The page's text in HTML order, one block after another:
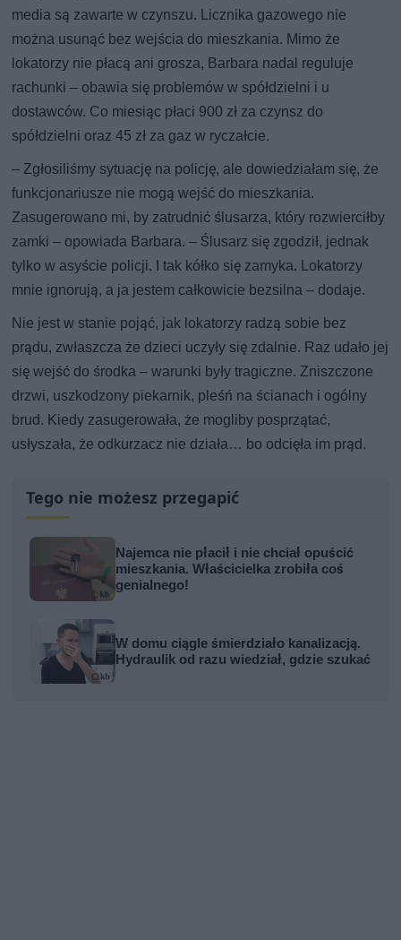
media są zawarte w czynszu. Licznika gazowego nie
można usunąć bez wejścia do mieszkania. Mimo że
lokatorzy nie płacą ani grosza, Barbara nadal reguluje
rachunki – obawia się problemów w spółdzielni i u
dostawców. Co miesiąc płaci 900 zł za czynsz do
spółdzielni oraz 45 zł za gaz w ryczałcie.
– Zgłosiliśmy sytuację na policję, ale dowiedziałam się, że
funkcjonariusze nie mogą wejść do mieszkania.
Zasugerowano mi, by zatrudnić ślusarza, który rozwierciłby
zamki – opowiada Barbara. – Ślusarz się zgodził, jednak
tylko w asyście policji. I tak kółko się zamyka. Lokatorzy
mnie ignorują, a ja jestem całkowicie bezsilna – dodaje.
Nie jest w stanie pojąć, jak lokatorzy radzą sobie bez
prądu, zwłaszcza że dzieci uczyły się zdalnie. Raz udało jej
się wejść do środka – warunki były tragiczne. Zniszczone
drzwi, uszkodzony piekarnik, pleśń na ścianach i ogólny
brud. Kiedy zasugerowała, że mogliby posprzątać,
usłyszała, że odkurzacz nie działa… bo odcięła im prąd.
Tego nie możesz przegapić
Najemca nie płacił i nie chciał opuścić
mieszkania. Właścicielka zrobiła coś
genialnego!
W domu ciągle śmierdziało kanalizacją.
Hydraulik od razu wiedział, gdzie szukać